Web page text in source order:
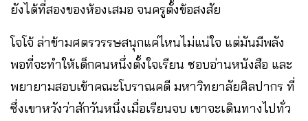
ยังได้ที่สองของห้องเสมอ จนครูตั้งข้อสงสัย
โจโจ้ ล่าข้ามศตรวรรษสนุกแค่ไหนไม่แน่ใจ แต่มันมีพลัง
พอที่จะทำให้เด็กคนหนึ่งตั้งใจเรียน ชอบอ่านหนังสือ และ
พยายามสอบเข้าคณะโบราณคดี มหาวิทยาลัยศิลปากร ที่
ซึ่งเขาหวังว่าสักวันหนึ่งเมื่อเรียนจบ เขาจะเดินทางไปทั่ว